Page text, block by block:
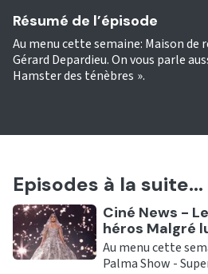
Résumé de l’épisode
Au menu cette semaine: Maison de
Gérard Depardieu. On vous parle
Hamster des ténèbres ».
Episodes à la suite...
Ecouter
Ciné News -
héros Malgré
Au menu cette
Palma Show -